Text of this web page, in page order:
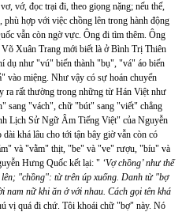
vớ, đọc trại đi, theo giọng nặng; nếu thế,
hợp với việc chồng lên trong hành động
vẫn còn ngờ vực. Ông đi tìm thêm. Ông
Xuân Trang mới biết là ở Bình Trị Thiên
dụ như "vú" biến thành "bụ", "vá" áo biến
vào miệng. Như vậy có sự hoán chuyển
ra rất thường trong những từ Hán Việt như
sang "vách", chữ "bút" sang "viết" chẳng
Lịch Sử Ngữ Âm Tiếng Việt" của Nguyễn
khá lâu cho tới tận bây giờ vẫn còn có
và "vằm" thịt, "be" và "ve" rượu, "bíu" và
Hưng Quốc kết lại: " ‘Vợ chồng’ như thế
"chồng": từ trên úp xuống. Danh từ "bợ
nam nữ khi ăn ở với nhau. Cách gọi tên khá
vị quá đi chứ. Tôi khoái chữ "bợ" này. Nó